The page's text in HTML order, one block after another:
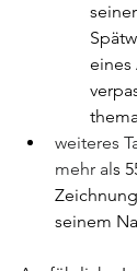
eines
weiteres
mehr al s
seinem